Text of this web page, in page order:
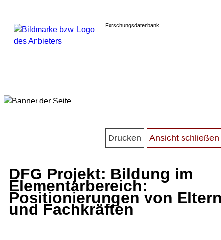
Forschungsdatenbank
DFG Projekt: Bildung im
Elementarbereich:
Positionierungen von
und Fachkräften